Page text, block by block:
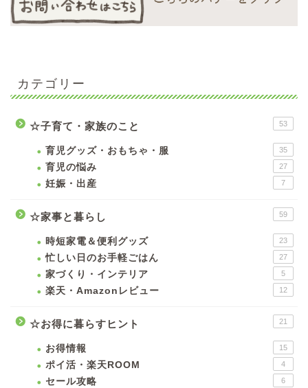
カテゴリー
☆子育て・家族のこと 53
育児グッズ・おもちゃ・服 35
育児の悩み 27
妊娠・出産 7
☆家事と暮らし 59
時短家電＆便利グッズ 23
忙しい日のお手軽ごはん 27
家づくり・インテリア 5
楽天・Amazonレビュー 12
☆お得に暮らすヒント 21
お得情報 15
ポイ活・楽天ROOM 4
セール攻略 6